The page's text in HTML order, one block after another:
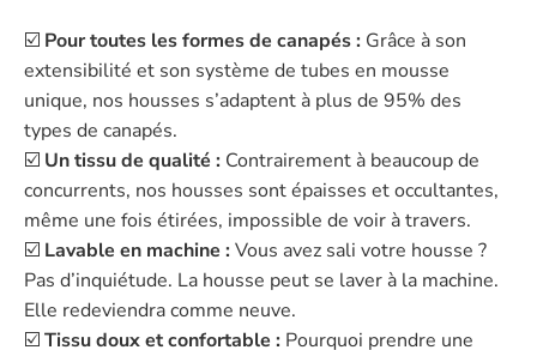
☑️ Pour toutes les formes de canapés : Grâce à son
extensibilité et son système de tubes en mousse
unique, nos housses s’adaptent à plus de 95% des
types de canapés.
☑️ Un tissu de qualité : Contrairement à beaucoup de
concurrents, nos housses sont épaisses et occultantes,
même une fois étirées, impossible de voir à travers.
☑️ Lavable en machine : Vous avez sali votre housse ?
Pas d’inquiétude. La housse peut se laver à la machine.
Elle redeviendra comme neuve.
☑️Tissu doux et confortable : Pourquoi prendre une